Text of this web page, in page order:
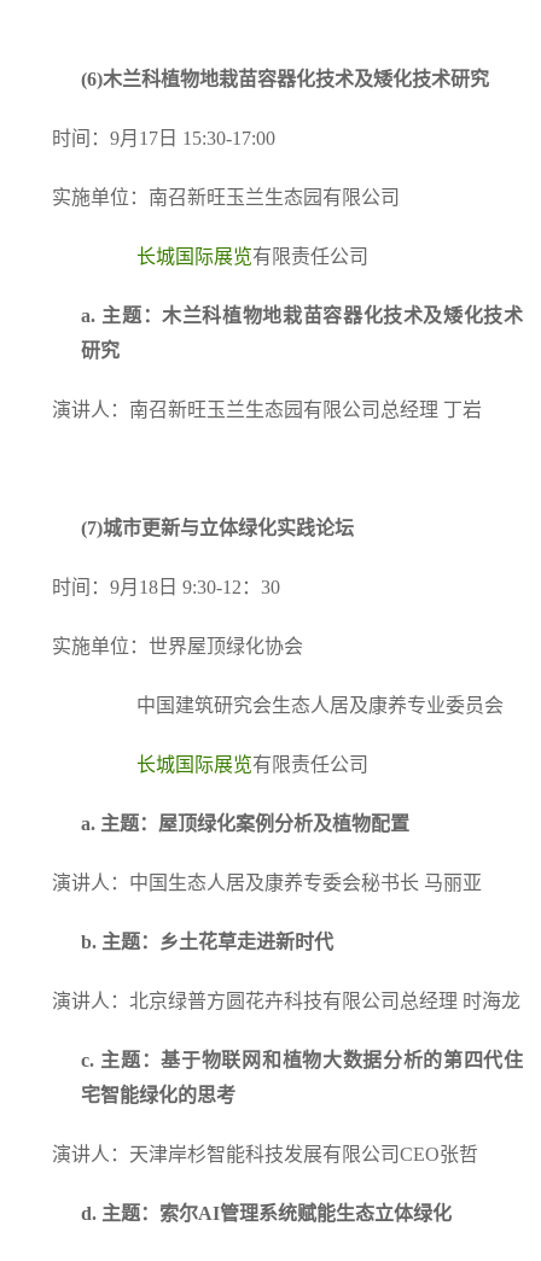
(6)木兰科植物地栽苗容器化技术及矮化技术研究
时间：9月17日 15:30-17:00
实施单位：南召新旺玉兰生态园有限公司
长城国际展览有限责任公司
a. 主题：木兰科植物地栽苗容器化技术及矮化技术
研究
演讲人：南召新旺玉兰生态园有限公司总经理 丁岩
(7)城市更新与立体绿化实践论坛
时间：9月18日 9:30-12：30
实施单位：世界屋顶绿化协会
中国建筑研究会生态人居及康养专业委员会
长城国际展览有限责任公司
a. 主题：屋顶绿化案例分析及植物配置
演讲人：中国生态人居及康养专委会秘书长 马丽亚
b. 主题：乡土花草走进新时代
演讲人：北京绿普方圆花卉科技有限公司总经理 时海龙
c. 主题：基于物联网和植物大数据分析的第四代住
宅智能绿化的思考
演讲人：天津岸杉智能科技发展有限公司CEO张哲
d. 主题：索尔AI管理系统赋能生态立体绿化